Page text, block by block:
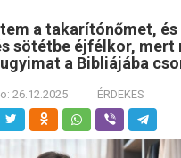
a takarítónőmet,
sötétbe éjfélkor, mert
a Bibliájába
26.12.2025 ÉRDEKES